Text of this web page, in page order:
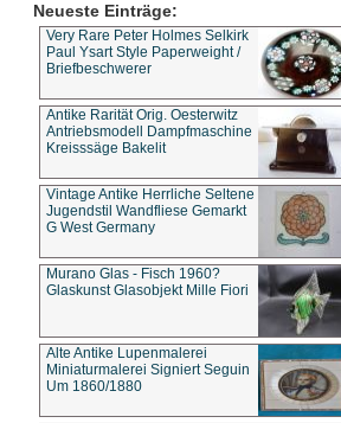
Neueste Einträge:
Very Rare Peter Holmes Selkirk
Paul Ysart Style Paperweight /
Briefbeschwerer
Antike Rarität Orig. Oesterwitz
Antriebsmodell Dampfmaschine
Kreisssäge Bakelit
Vintage Antike Herrliche Seltene
Jugendstil Wandfliese Gemarkt
G West Germany
Murano Glas - Fisch 1960?
Glaskunst Glasobjekt Mille Fiori
Alte Antike Lupenmalerei
Miniaturmalerei Signiert Seguin
Um 1860/1880